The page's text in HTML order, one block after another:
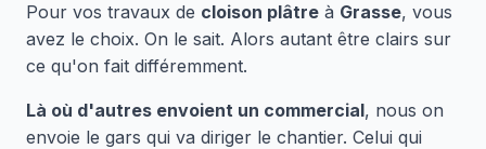
Pour vos travaux de cloison plâtre à Grasse, vous
avez le choix. On le sait. Alors autant être clairs sur
ce qu'on fait différemment.
Là où d'autres envoient un commercial, nous on
envoie le gars qui va diriger le chantier. Celui qui